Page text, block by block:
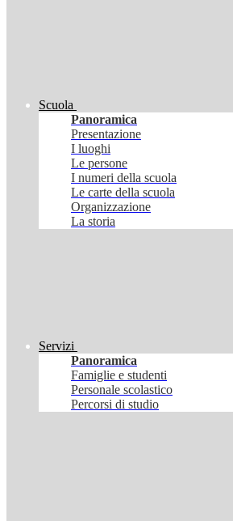
Scuola
Panoramica
Presentazione
I luoghi
Le persone
I numeri della scuola
Le carte della scuola
Organizzazione
La storia
Servizi
Panoramica
Famiglie e studenti
Personale scolastico
Percorsi di studio